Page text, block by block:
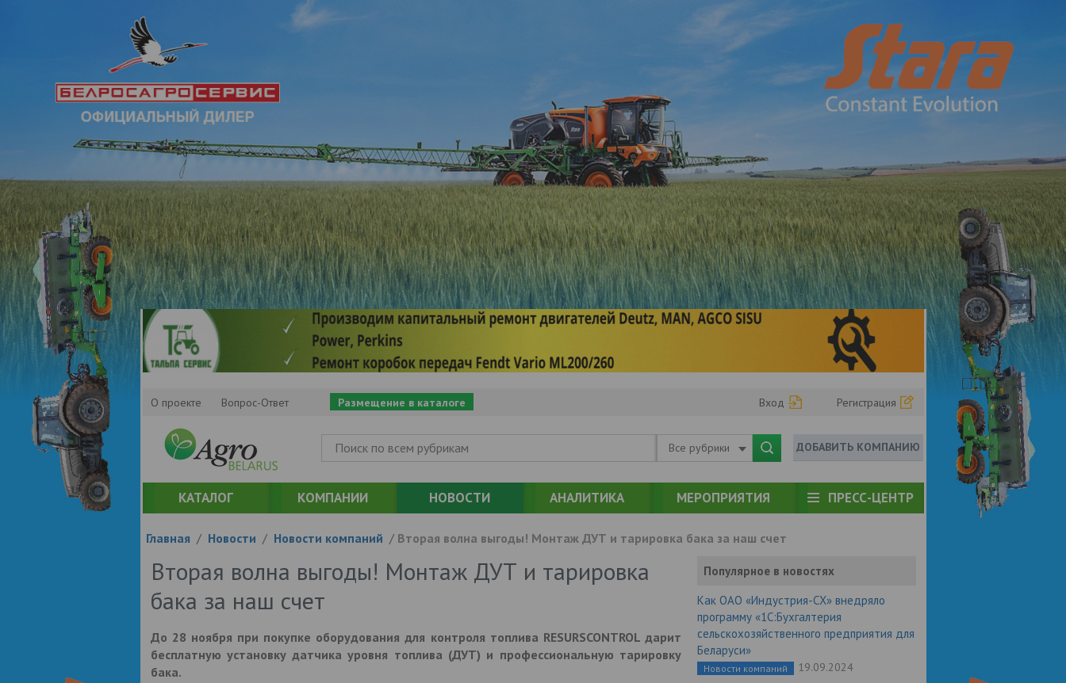
О проекте Вопрос-Ответ Размещение в каталоге Вход Регистрация
Все рубрики ДОБАВИТЬ КОМПАНИЮ
КАТАЛОГ КОМПАНИИ НОВОСТИ АНАЛИТИКА МЕРОПРИЯТИЯ ПРЕСС-ЦЕНТР
Главная / Новости / Новости компаний / Вторая волна выгоды! Монтаж ДУТ и тарировка бака за наш счет
Вторая волна выгоды! Монтаж ДУТ и тарировка
бака за наш счет
До 28 ноября при покупке оборудования для контроля топлива RESURSCONTROL дарит
бесплатную установку датчика уровня топлива (ДУТ) и профессиональную тарировку
бака.
Популярное в новостях
Как ОАО «Индустрия-СХ» внедряло
программу «1С:Бухгалтерия
сельскохозяйственного предприятия для
Беларуси»
Новости компаний 19.09.2024